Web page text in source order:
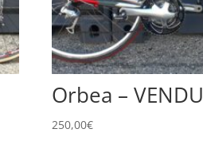
Orbea – VENDU
250,00€